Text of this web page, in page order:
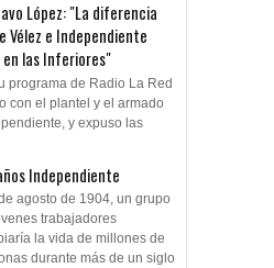
López: "La diferencia
Vélez e Independiente
las Inferiores"
programa de Radio La Red
con el plantel y el armado
y expuso las
Independiente
agosto de 1904, un grupo
trabajadores
la vida de millones de
durante más de un siglo